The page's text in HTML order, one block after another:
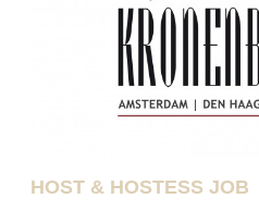
HOST & HOSTESS JOB